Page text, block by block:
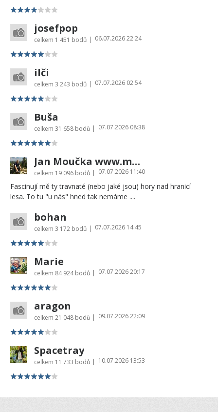
josefpop
celkem 1 451 bodů | 06.07.2026 22:24
ilči
celkem 3 243 bodů | 07.07.2026 02:54
Buša
celkem 31 658 bodů | 07.07.2026 08:38
Jan Moučka www.moucka.cz
celkem 19 096 bodů | 07.07.2026 11:40
Fascinují mě ty travnaté (nebo jaké jsou) hory nad hranicí
lesa. To tu "u nás" hned tak nemáme ....
bohan
celkem 3 172 bodů | 07.07.2026 14:45
Marie
celkem 84 924 bodů | 07.07.2026 20:17
aragon
celkem 21 048 bodů | 09.07.2026 22:09
Spacetray
celkem 11 733 bodů | 10.07.2026 13:53